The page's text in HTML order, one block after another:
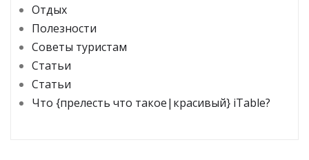
Отдых
Полезности
Советы туристам
Статьи
Статьи
Что {прелесть что такое|красивый} iTable?